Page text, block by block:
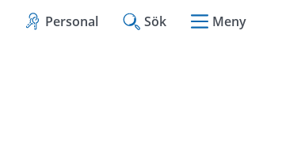
Personal Sök Meny